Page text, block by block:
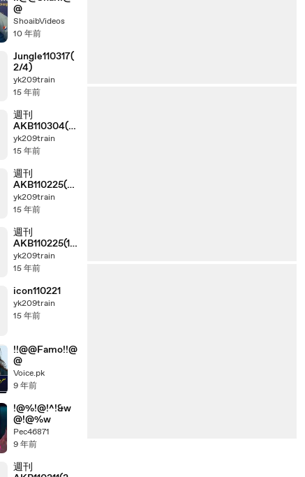
@
ShoaibVideos
10 年前
Jungle110317(
2/4)
yk209train
15 年前
週刊
AKB110304(1/
2)
yk209train
15 年前
週刊
AKB110225(2/
2)
yk209train
15 年前
週刊
AKB110225(1/
2)
yk209train
15 年前
icon110221
yk209train
15 年前
!!@@Famo!!@
@
Voice.pk
9 年前
!@%!@!^!&w
@!@%w
Pec46871
9 年前
週刊